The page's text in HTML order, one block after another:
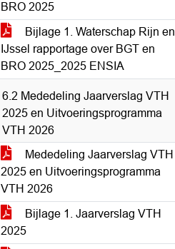
BRO 2025
Bijlage 1. Waterschap Rijn en
IJssel rapportage over BGT en
BRO 2025_2025 ENSIA
6.2 Mededeling Jaarverslag VTH
2025 en Uitvoeringsprogramma
VTH 2026
Mededeling Jaarverslag VTH
2025 en Uitvoeringsprogramma
VTH 2026
Bijlage 1. Jaarverslag VTH
2025